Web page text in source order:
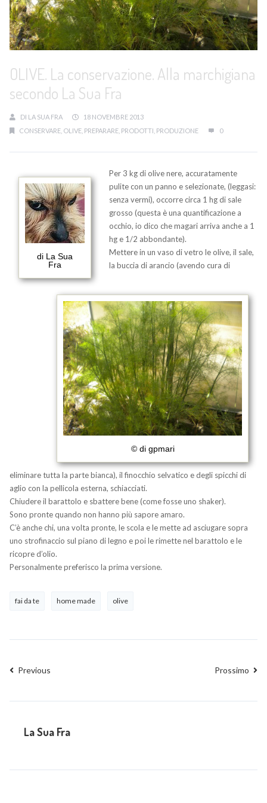
OLIVE. La conservazione. Alla marchigiana
secondo La Sua Fra
DI LA SUA FRA
18 NOVEMBRE 2013
CONSERVARE OLIVE PREPARARE PRODOTTI PRODUZIONE 0
di La Sua
Fra
© di gpmari
Per 3 kg di olive nere, accuratamente
pulite con un panno e selezionate, (leggasi:
senza vermi), occorre circa 1 hg di sale
grosso (questa è una quantificazione a
occhio, io dico che magari arriva anche a 1
hg e 1/2 abbondante).
Mettere in un vaso di vetro le olive, il sale,
la buccia di arancio (avendo cura di
eliminare tutta la parte bianca), il finocchio selvatico e degli spicchi di
aglio con la pellicola esterna, schiacciati.
Chiudere il barattolo e sbattere bene (come fosse uno shaker).
Sono pronte quando non hanno più sapore amaro.
C’è anche chi, una volta pronte, le scola e le mette ad asciugare sopra
uno strofinaccio sul piano di legno e poi le rimette nel barattolo e le
ricopre d’olio.
Personalmente preferisco la prima versione.
fai da te home made olive
Previous Prossimo
La Sua Fra